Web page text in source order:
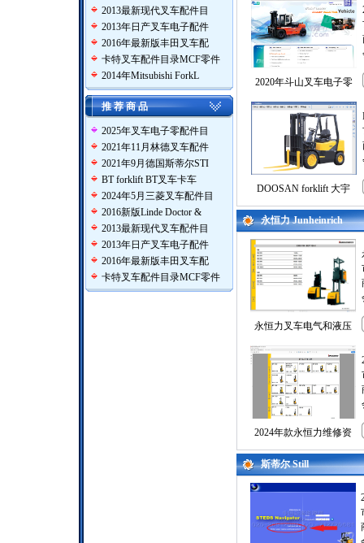
2013最新现代叉车配件目
2013年日产叉车电子配件
2016年最新版丰田叉车配
卡特叉车配件目录MCF零件
2014年Mitsubishi ForkL
推 荐 商 品
2025年叉车电子零配件目
2021年11月林德叉车配件
2021年9月德国斯蒂尔STI
BT forklift BT叉车卡车
2024年5月三菱叉车配件目
2016新版Linde Doctor &
2013最新现代叉车配件目
2013年日产叉车电子配件
2016年最新版丰田叉车配
卡特叉车配件目录MCF零件
2020年斗山叉车电子零
DOOSAN forklift 大宇
永恒力 Junheinrich
永恒力叉车电气和液压
2024年款永恒力维修资
斯蒂尔 Still